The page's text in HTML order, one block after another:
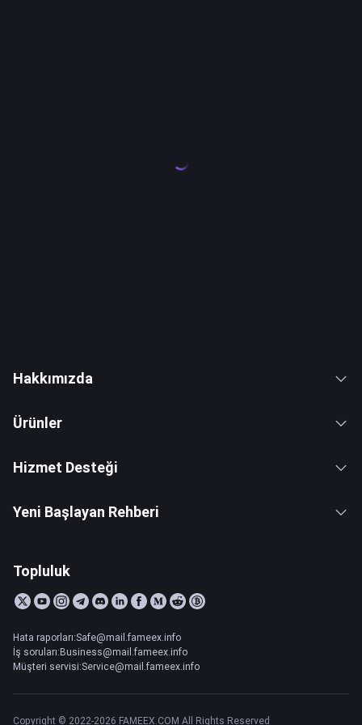
Hakkımızda
Ürünler
Hizmet Desteği
Yeni Başlayan Rehberi
Topluluk
Hata raporları:Safe@mail.fameex.info
İş soruları:Business@mail.fameex.info
Müşteri servisi:Service@mail.fameex.info
Copyright © 2022-2026 FAMEEX.COM All Rights Reserved